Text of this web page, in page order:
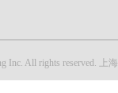
Inc. All rights reserved. 上